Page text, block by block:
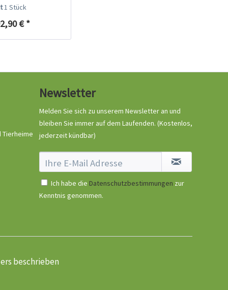
1 Stück
€ *
Tierheime
Newsletter
Melden Sie sich zu unserem Newsletter an und
bleiben Sie immer auf dem Laufenden. (Kostenlos,
jederzeit kündbar)
Ich habe die Datenschutzbestimmungen zur
Kenntnis genommen.
beschrieben